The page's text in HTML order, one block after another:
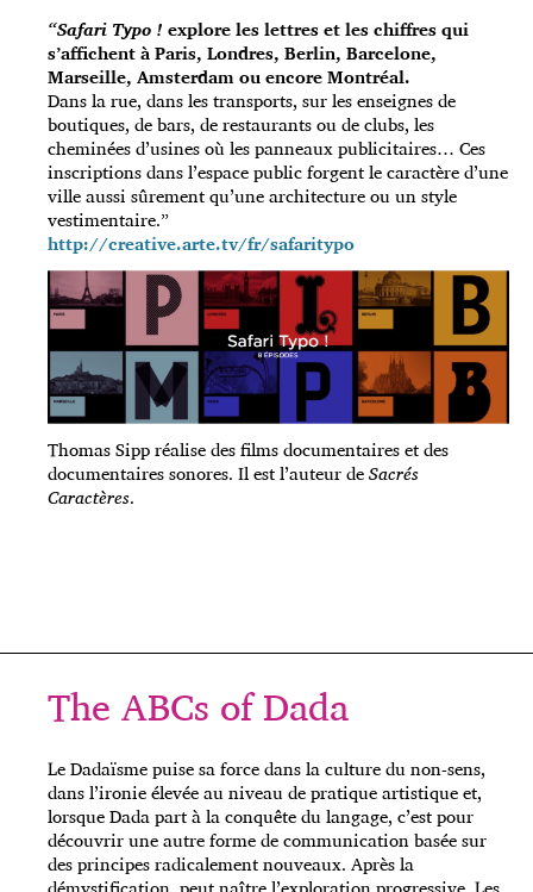
“Safari Typo ! explore les lettres et les chiffres qui
s’affichent à Paris, Londres, Berlin, Barcelone,
Marseille, Amsterdam ou encore Montréal.
Dans la rue, dans les transports, sur les enseignes de
boutiques, de bars, de restaurants ou de clubs, les
cheminées d’usines où les panneaux publicitaires… Ces
inscriptions dans l’espace public forgent le caractère d’une
ville aussi sûrement qu’une architecture ou un style
vestimentaire.”
http://creative.arte.tv/fr/safaritypo
Thomas Sipp réalise des films documentaires et des
documentaires sonores. Il est l’auteur deSacrés
Caractères.
The ABCs of Dada
Le Dadaïsme puise sa force dans la culture du non-sens,
dans l’ironie élevée au niveau de pratique artistique et,
lorsque Dada part à la conquête du langage, c’est pour
découvrir une autre forme de communication basée sur
des principes radicalement nouveaux. Après la